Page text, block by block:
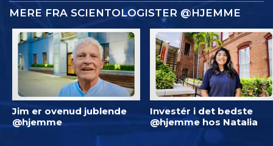
MERE FRA SCIENTOLOGISTER @HJEMME
Jim er ovenud jublende
@hjemme
Investér i det bedste
@hjemme hos Natalia